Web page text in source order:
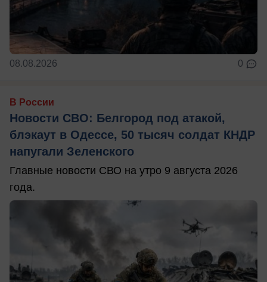
08.08.2026 0
В России
Новости СВО: Белгород под атакой,
блэкаут в Одессе, 50 тысяч солдат КНДР
напугали Зеленского
Главные новости СВО на утро 9 августа 2026
года.